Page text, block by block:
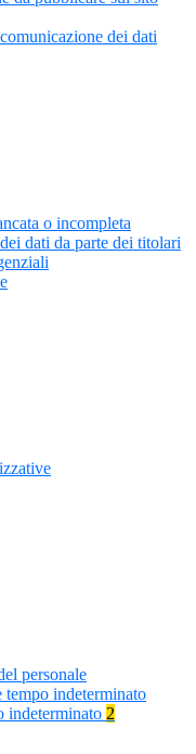
dei dati
o incompleta
dati da parte dei titolari
personale
tempo indeterminato
indeterminato 2